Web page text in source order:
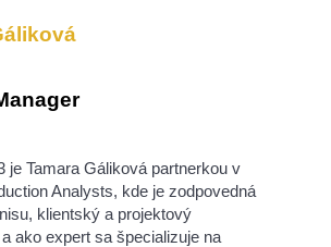
je Tamara Gáliková partnerkou v
Analysts, kde je zodpovedná
klientský a projektový
ako expert sa špecializuje na